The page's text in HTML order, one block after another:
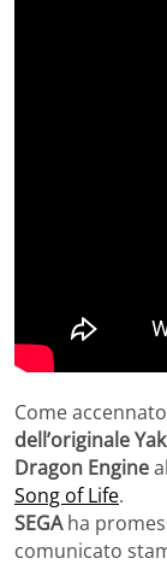
Come
dell’originale
Dragon Engine
Song of Life.
SEGAha
comunicato